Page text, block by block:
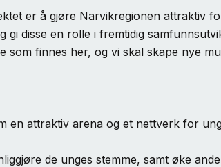
er å gjøre Narvikregionen attraktiv
gi disse en rolle i fremtidig
som finnes her, og vi skal skape nye
en attraktiv arena og et nettverk for
de unges stemme, samt øke